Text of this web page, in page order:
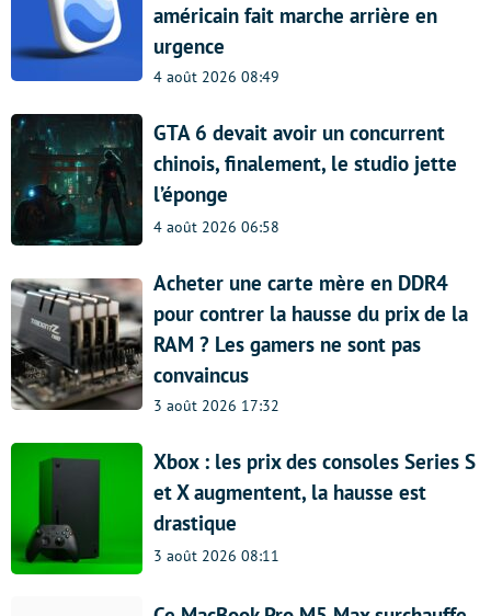
américain fait marche arrière en
urgence
4 août 2026 08:49
GTA 6 devait avoir un concurrent
chinois, finalement, le studio jette
l’éponge
4 août 2026 06:58
Acheter une carte mère en DDR4
pour contrer la hausse du prix de la
RAM ? Les gamers ne sont pas
convaincus
3 août 2026 17:32
Xbox : les prix des consoles Series S
et X augmentent, la hausse est
drastique
3 août 2026 08:11